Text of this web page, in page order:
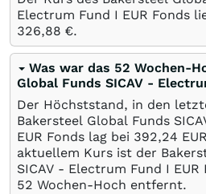
Electrum Fund I EUR Fonds
326,88 €.
Was war das 52 Wochen-
Global Funds SICAV -
Der Höchststand, in den
Bakersteel Global Funds
EUR Fonds lag bei 392,24 EUR
aktuellem Kurs ist der
SICAV - Electrum Fund I
52 Wochen-Hoch entfernt.